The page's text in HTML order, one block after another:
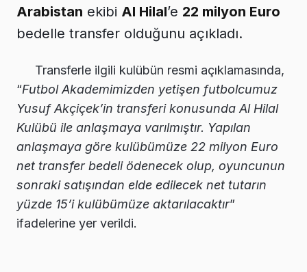
Arabistan ekibi Al Hilal’e 22 milyon Euro
bedelle transfer olduğunu açıkladı.
Transferle ilgili kulübün resmi açıklamasında,
“Futbol Akademimizden yetişen futbolcumuz
Yusuf Akçiçek’in transferi konusunda Al Hilal
Kulübü ile anlaşmaya varılmıştır. Yapılan
anlaşmaya göre kulübümüze 22 milyon Euro
net transfer bedeli ödenecek olup, oyuncunun
sonraki satışından elde edilecek net tutarın
yüzde 15’i kulübümüze aktarılacaktır”
ifadelerine yer verildi.